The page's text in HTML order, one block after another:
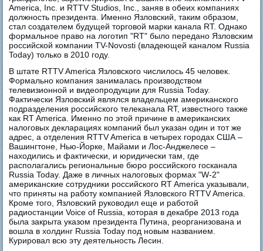
America, Inc. и RTTV Studios, Inc., заняв в обеих компаниях
должность президента. Именно Язловский, таким образом,
стал создателем будущей торговой марки канала RT. Однако
формальное право на логотип "RT" было передано Язловским
российской компании TV-Novosti (владеющей каналом Russia
Today) только в 2010 году.
В штате RTTV America Язловского числилось 45 человек.
Формально компания занималась производством
телевизионной и видеопродукции для Russia Today.
Фактически Язловский являлся владельцем американского
подразделения российского телеканала RT, известного также
как RT America. Именно по этой причине в американских
налоговых декларациях компаний был указан один и тот же
адрес, а отделения RTTV America в четырех городах США –
Вашингтоне, Нью-Йорке, Майами и Лос-Анджелесе –
находились и фактически, и юридически там, где
располагались региональные бюро российского госканала
Russia Today. Даже в личных налоговых формах "W-2"
американские сотрудники российского RT America указывали,
что приняты на работу компанией Язловского RTTV America.
Кроме того, Язловский руководил еще и работой
радиостанции Voice of Russia, которая в декабре 2013 года
была закрыта указом президента Путина, реорганизована и
вошла в холдинг Russia Today под новым названием.
Курировал всю эту деятельность Лесин.